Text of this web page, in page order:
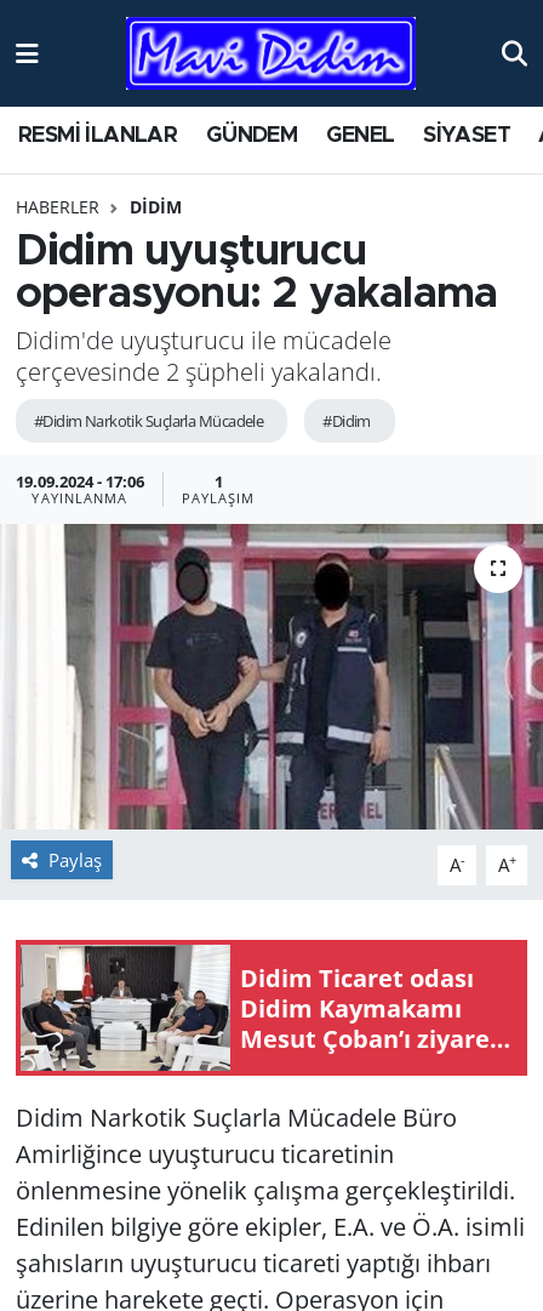
RESMİ İLANLAR GÜNDEM GENEL SİYASET
HABERLER DİDİM
Didim uyuşturucu
operasyonu: 2 yakalama
Didim'de uyuşturucu ile mücadele
çerçevesinde 2 şüpheli yakalandı.
#Didim Narkotik Suçlarla Mücadele #Didim
19.09.2024 - 17:06
YAYINLANMA
1
PAYLAŞIM
Paylaş A- A+
Didim Ticaret odası
Didim Kaymakamı
Mesut Çoban’ı ziyaret
etti
Didim Narkotik Suçlarla Mücadele Büro
Amirliğince uyuşturucu ticaretinin
önlenmesine yönelik çalışma gerçekleştirildi.
Edinilen bilgiye göre ekipler, E.A. ve Ö.A. isimli
şahısların uyuşturucu ticareti yaptığı ihbarı
üzerine harekete geçti. Operasyon için
ANTİK YERLER
AYDIN
BİLİM VE TEKNOLOJİ
ÇEVRE
GENEL
HABERDE İNSAN
KÜLTÜR SANAT
MAGAZİN
POLİTİKA
SAĞLIK
SİYASET
SPOR
Yerel
Nöbetçi Eczaneler
Namaz Vakitleri
Trafik Durumu
Süper Lig Puan Durumu ve Fikstür
Haber Arşivi